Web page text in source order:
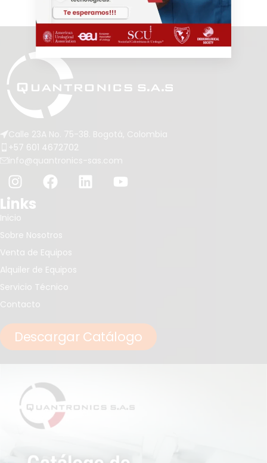
Calle 23A No. 75-38. Bogotá, Colombia
+57 601 4672702
info@quantronics-sas.com
Links
Inicio
Sobre Nosotros
Venta de Equipos
Alquiler de Equipos
Servicio Técnico
Contacto
Descargar Catálogo